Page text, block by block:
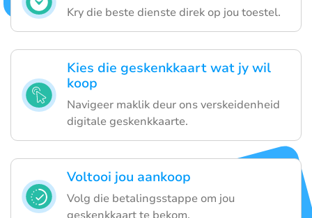
Kry die beste dienste direk op jou toestel.
Kies die geskenkkaart wat jy wil
koop
Navigeer maklik deur ons verskeidenheid
digitale geskenkkaarte.
Voltooi jou aankoop
Volg die betalingsstappe om jou